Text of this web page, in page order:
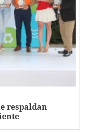
respaldan